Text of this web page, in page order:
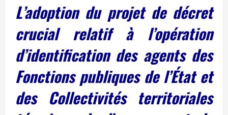
L’adoption du projet de décret
crucial relatif à l’opération
d’identification des agents des
Fonctions publiques de l’État et
des Collectivités territoriales